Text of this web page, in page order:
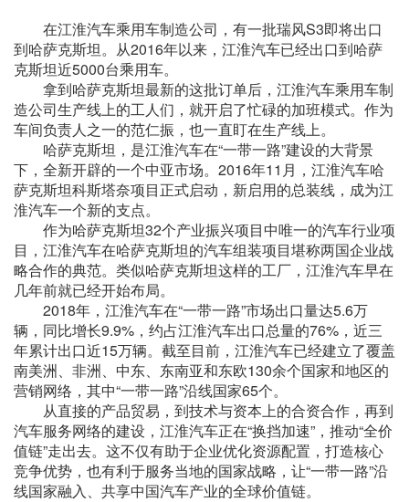
在江淮汽车乘用车制造公司，有一批瑞风S3即将出口
到哈萨克斯坦。从2016年以来，江淮汽车已经出口到哈萨
克斯坦近5000台乘用车。
拿到哈萨克斯坦最新的这批订单后，江淮汽车乘用车制
造公司生产线上的工人们，就开启了忙碌的加班模式。作为
车间负责人之一的范仁振，也一直盯在生产线上。
哈萨克斯坦，是江淮汽车在“一带一路”建设的大背景
下，全新开辟的一个中亚市场。2016年11月，江淮汽车哈
萨克斯坦科斯塔奈项目正式启动，新启用的总装线，成为江
淮汽车一个新的支点。
作为哈萨克斯坦32个产业振兴项目中唯一的汽车行业项
目，江淮汽车在哈萨克斯坦的汽车组装项目堪称两国企业战
略合作的典范。类似哈萨克斯坦这样的工厂，江淮汽车早在
几年前就已经开始布局。
2018年，江淮汽车在“一带一路”市场出口量达5.6万
辆，同比增长9.9%，约占江淮汽车出口总量的76%，近三
年累计出口近15万辆。截至目前，江淮汽车已经建立了覆盖
南美洲、非洲、中东、东南亚和东欧130余个国家和地区的
营销网络，其中“一带一路”沿线国家65个。
从直接的产品贸易，到技术与资本上的合资合作，再到
汽车服务网络的建设，江淮汽车正在“换挡加速”，推动“全价
值链”走出去。这不仅有助于企业优化资源配置，打造核心
竞争优势，也有利于服务当地的国家战略，让“一带一路”沿
线国家融入、共享中国汽车产业的全球价值链。